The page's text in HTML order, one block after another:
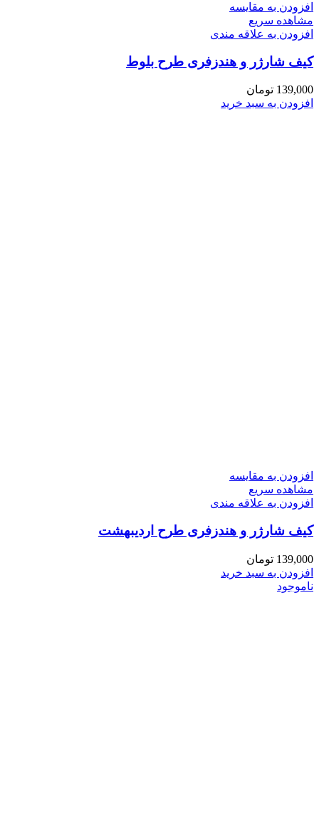
افزودن به مقایسه
مشاهده سریع
افزودن به علاقه مندی
کیف شارژر و هندزفری طرح بلوط
139,000 تومان
افزودن به سبد خرید
افزودن به مقایسه
مشاهده سریع
افزودن به علاقه مندی
کیف شارژر و هندزفری طرح اردیبهشت
139,000 تومان
افزودن به سبد خرید
ناموجود